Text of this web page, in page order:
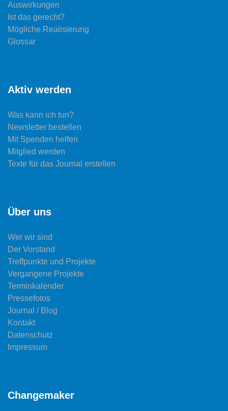
Auswirkungen
Ist das gerecht?
Mögliche Realisierung
Glossar
Aktiv werden
Was kann ich tun?
Newsletter bestellen
Mit Spenden helfen
Mitglied werden
Texte für das Journal erstellen
Über uns
Wer wir sind
Der Vorstand
Treffpunkte und Projekte
Vergangene Projekte
Terminkalender
Pressefotos
Journal / Blog
Kontakt
Datenschutz
Impressum
Changemaker